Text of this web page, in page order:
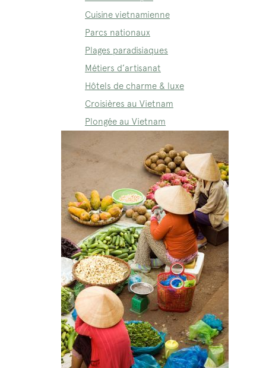
Cuisine vietnamienne
Parcs nationaux
Plages paradisiaques
Métiers d’artisanat
Hôtels de charme & luxe
Croisières au Vietnam
Plongée au Vietnam